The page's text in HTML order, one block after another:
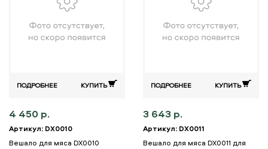
ПОДРОБНЕЕ КУПИТЬ
4 450 р.
Артикул: DX0010
Вешало для мяса DX0010
ПОДРОБНЕЕ КУПИТЬ
3 643 р.
Артикул: DX0011
Вешало для мяса DX0011 для